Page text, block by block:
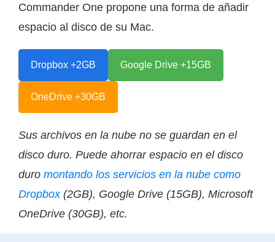
Commander One propone una forma de añadir
espacio al disco de su Mac.
Dropbox +2GB Google Drive +15GB
OneDrive +30GB
Sus archivos en la nube no se guardan en el
disco duro. Puede ahorrar espacio en el disco
duro montando los servicios en la nube como
Dropbox(2GB), Google Drive (15GB), Microsoft
OneDrive (30GB), etc.